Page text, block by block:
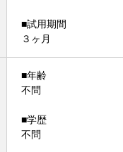
■試用期間
３ヶ月
■年齢
不問
■学歴
不問